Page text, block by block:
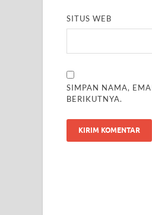
SITUS WEB
SIMPAN NAMA,
BERIKUTNYA.